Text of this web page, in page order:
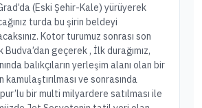
(Eski Şehir-Kale) yürüyerek
turda bu şirin beldeyi
Kotor turumuz sonrası son
Budva’dan geçerek , İlk durağımız,
balıkçıların yerleşim alanı olan bir
kamulaştırılması ve sonrasında
bir multi milyardere satılması ile